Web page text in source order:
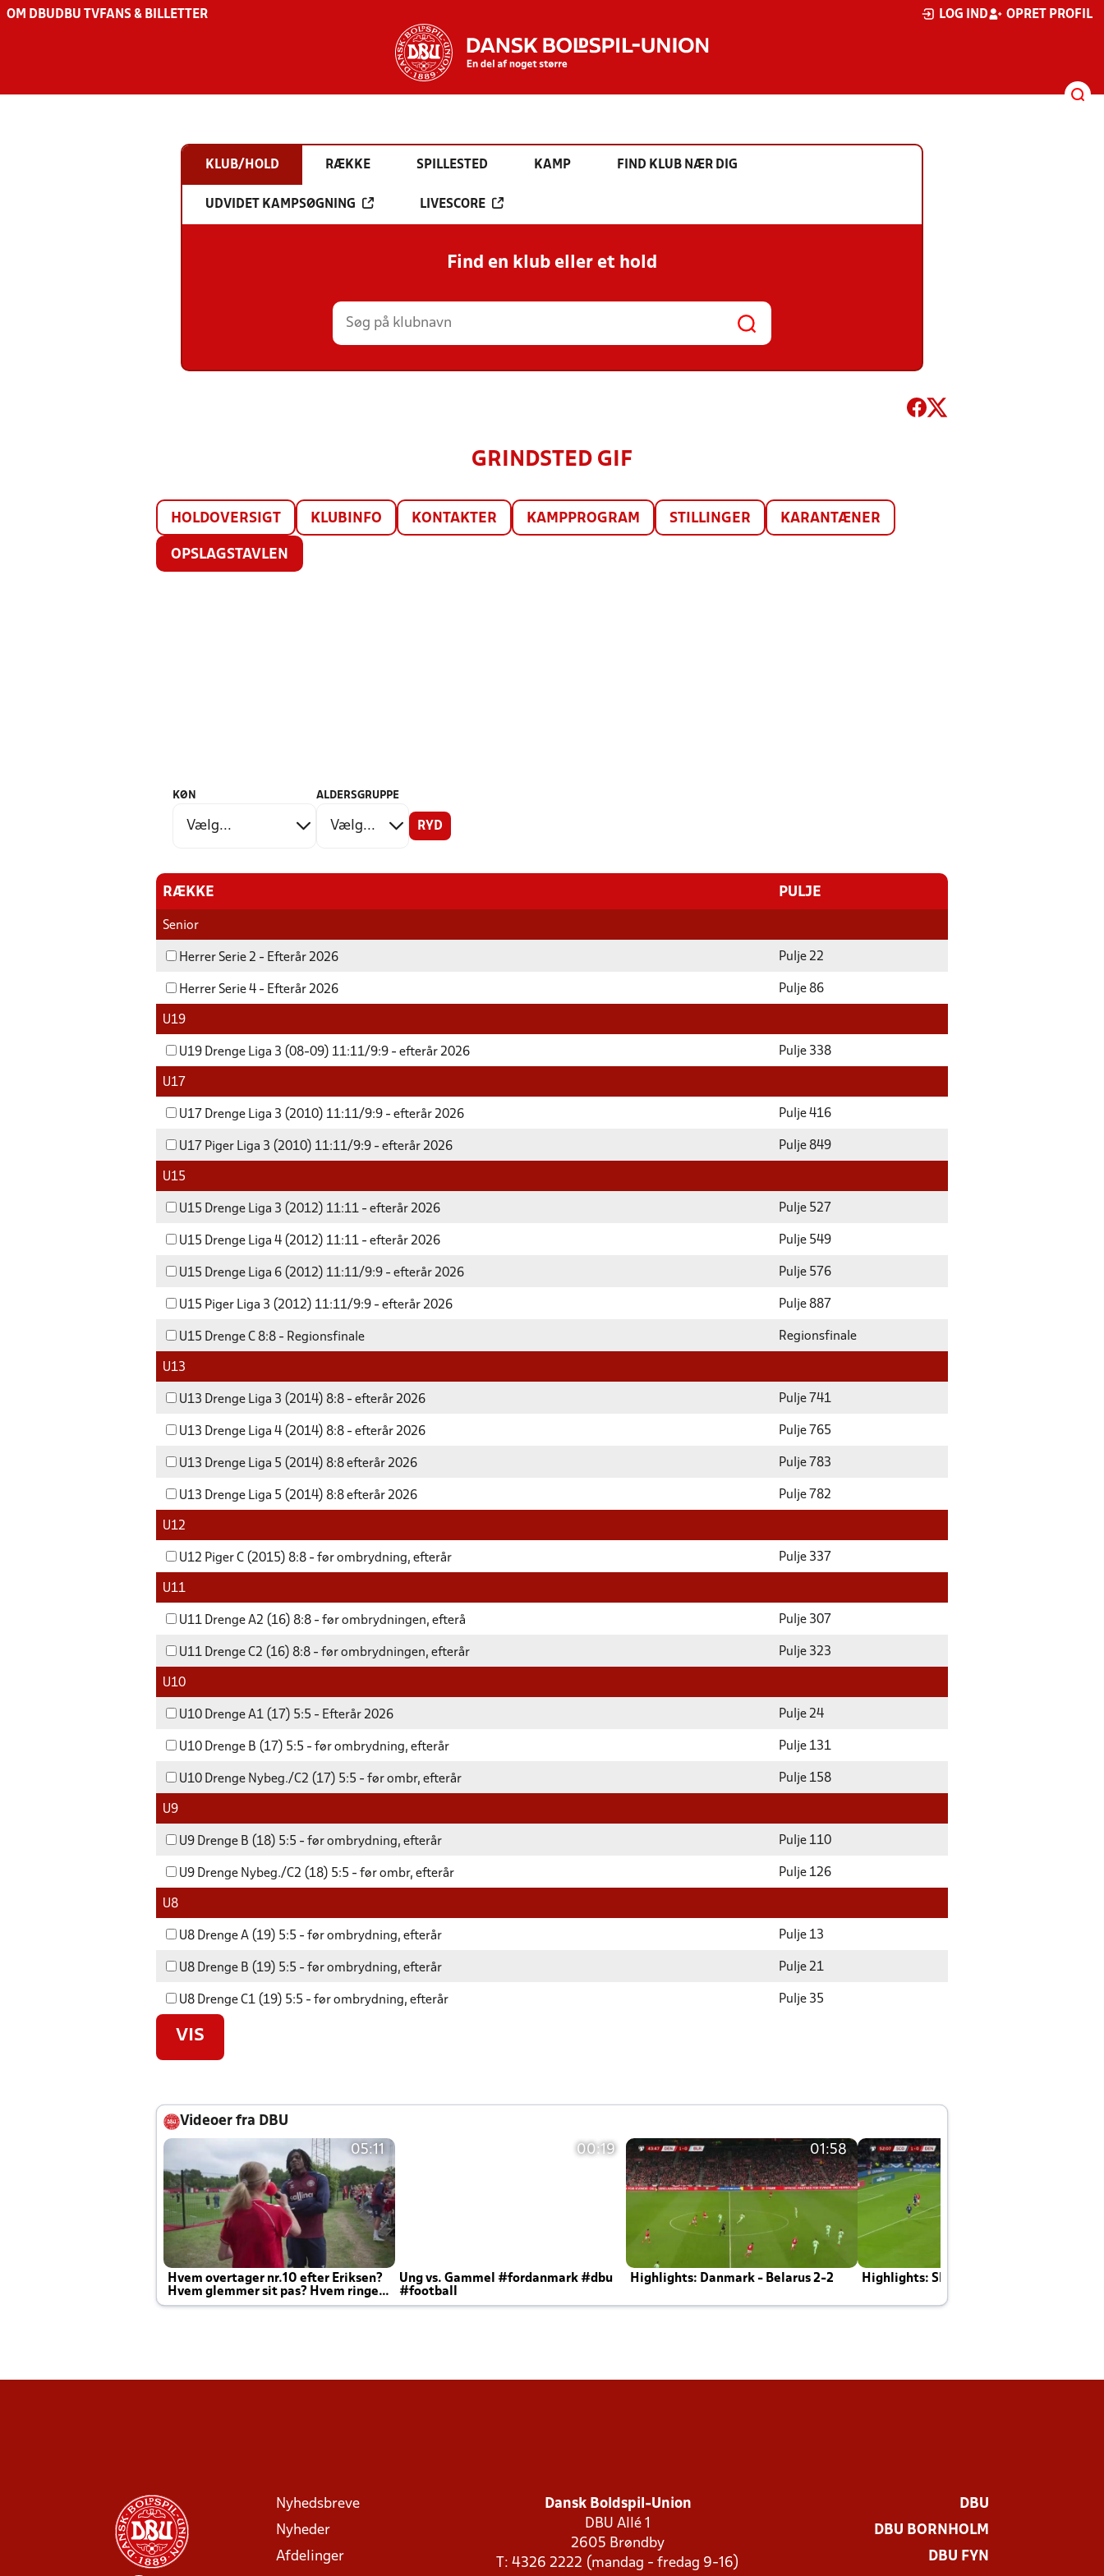
OM DBU DBU TV FANS & BILLETTER LOG IND OPRET PROFIL
KLUB/HOLD RÆKKE SPILLESTED KAMP FIND KLUB NÆR DIG
UDVIDET KAMPSØGNING LIVESCORE
Find en klub eller et hold
GRINDSTED GIF
HOLDOVERSIGT KLUBINFO KONTAKTER KAMPPROGRAM STILLINGER KARANTÆNER
OPSLAGSTAVLEN
KØN ALDERSGRUPPE
RYD
RÆKKE PULJE
Senior
Herrer Serie 2 - Efterår 2026 Pulje 22
Herrer Serie 4 - Efterår 2026 Pulje 86
U19
U19 Drenge Liga 3 (08-09) 11:11/9:9 - efterår 2026 Pulje 338
U17
U17 Drenge Liga 3 (2010) 11:11/9:9 - efterår 2026 Pulje 416
U17 Piger Liga 3 (2010) 11:11/9:9 - efterår 2026 Pulje 849
U15
U15 Drenge Liga 3 (2012) 11:11 - efterår 2026 Pulje 527
U15 Drenge Liga 4 (2012) 11:11 - efterår 2026 Pulje 549
U15 Drenge Liga 6 (2012) 11:11/9:9 - efterår 2026 Pulje 576
U15 Piger Liga 3 (2012) 11:11/9:9 - efterår 2026 Pulje 887
U15 Drenge C 8:8 - Regionsfinale Regionsfinale
U13
U13 Drenge Liga 3 (2014) 8:8 - efterår 2026 Pulje 741
U13 Drenge Liga 4 (2014) 8:8 - efterår 2026 Pulje 765
U13 Drenge Liga 5 (2014) 8:8 efterår 2026 Pulje 783
U13 Drenge Liga 5 (2014) 8:8 efterår 2026 Pulje 782
U12
U12 Piger C (2015) 8:8 - før ombrydning, efterår Pulje 337
U11
U11 Drenge A2 (16) 8:8 - før ombrydningen, efterå Pulje 307
U11 Drenge C2 (16) 8:8 - før ombrydningen, efterår Pulje 323
U10
U10 Drenge A1 (17) 5:5 - Efterår 2026 Pulje 24
U10 Drenge B (17) 5:5 - før ombrydning, efterår Pulje 131
U10 Drenge Nybeg./C2 (17) 5:5 - før ombr, efterår Pulje 158
U9
U9 Drenge B (18) 5:5 - før ombrydning, efterår Pulje 110
U9 Drenge Nybeg./C2 (18) 5:5 - før ombr, efterår Pulje 126
U8
U8 Drenge A (19) 5:5 - før ombrydning, efterår Pulje 13
U8 Drenge B (19) 5:5 - før ombrydning, efterår Pulje 21
U8 Drenge C1 (19) 5:5 - før ombrydning, efterår Pulje 35
VIS
Videoer fra DBU
05:11
Hvem overtager nr.10 efter Eriksen?
Hvem glemmer sit pas? Hvem ringer
Joachim altid til efter kampe?
00:19
Ung vs. Gammel #fordanmark #dbu
#football
01:58
Highlights: Danmark - Belarus 2-2 Highlights: Skotland - Danmark 4-2
Nyhedsbreve
Nyheder
Afdelinger
Dansk Boldspil-Union
DBU Allé 1
2605 Brøndby
T: 4326 2222 (mandag - fredag 9-16)
DBU
DBU BORNHOLM
DBU FYN